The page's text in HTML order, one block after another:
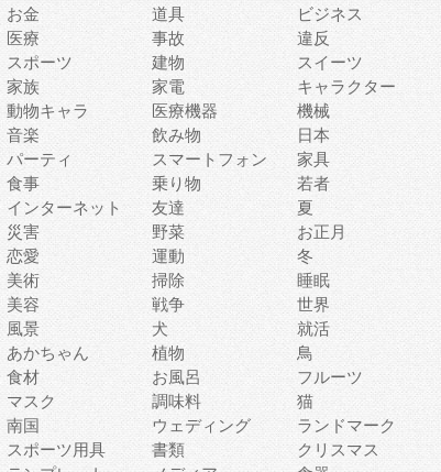
お金 道具 ビジネス
医療 事故 違反
スポーツ 建物 スイーツ
家族 家電 キャラクター
動物キャラ 医療機器 機械
音楽 飲み物 日本
パーティ スマートフォン 家具
食事 乗り物 若者
インターネット 友達 夏
災害 野菜 お正月
恋愛 運動 冬
美術 掃除 睡眠
美容 戦争 世界
風景 犬 就活
あかちゃん 植物 鳥
食材 お風呂 フルーツ
マスク 調味料 猫
南国 ウェディング ランドマーク
スポーツ用具 書類 クリスマス